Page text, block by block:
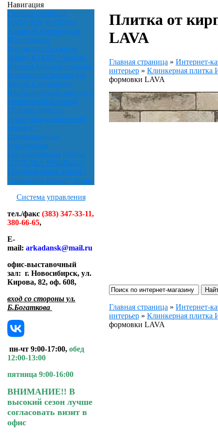
Навигация
Главная страница
КАТАЛОГ И ЦЕНЫ
Акции И Распродажи
Фотогалерея
Контакты / Оставить
Заявку в ООО "Аркада"
Кирпич Красная гвардия
Клинкерная плитка для
фасада и интерьера
Вентилируемые фасады с
клинкерной плиткой
Отделка дома из
газобетона клинкерной
плиткой
Промышленная
техническая
кислотоупорная плитка
ОТДЕЛКА КРЫЛЬЦА
Облицовочный кирпич
"Баварская кладка" флэш
Система управления
тел./факс (383) 347-33-11,
380-66-65,
E-
mail: arkadansk@mail.ru
офис-выставочный
зал: г. Новосибирск, ул.
Кирова, 82, оф. 608,
вход со стороны ул.
Б.Богаткова
пн-чт 9:00-17:00, обед
12:00-13:00
пятница 9:00-16:00
ВНИМАНИЕ!! В
высокий сезон лучше
согласовать визит в
офис
Плитка от
LAVA
Главная страница » Интернет-
интерьер » Клинкерная
формовки LAVA
Главная страница » Интернет-
интерьер » Клинкерная
формовки LAVA